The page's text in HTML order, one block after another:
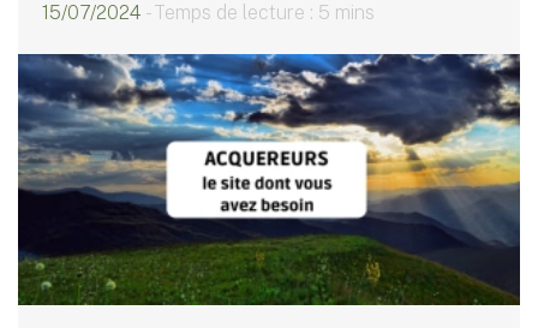
15/07/2024 - Temps de lecture : 5 mins